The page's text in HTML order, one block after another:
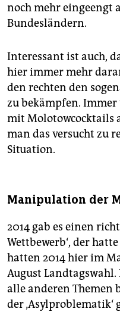
noch mehr eingeengt
Bundesländern.
Interessant ist auch,
hier immer mehr
den rechten den
zu bekämpfen.
mit Molotowcocktails
man das versucht zu
Situation.
Manipulation der
2014 gab es einen
Wettbewerb‘, der
hatten 2014 hier im
August
alle anderen Themen
der ‚Asylproblematik‘